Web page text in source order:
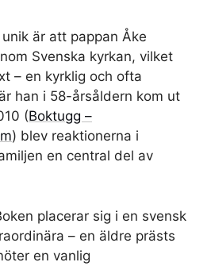
är att pappan Åke
Svenska kyrkan, vilket
– en kyrklig och ofta
han i 58-årsåldern kom ut
(Boktugg –
) blev reaktionerna i
en central del av
placerar sig i en svensk
– en äldre prästs
en vanlig